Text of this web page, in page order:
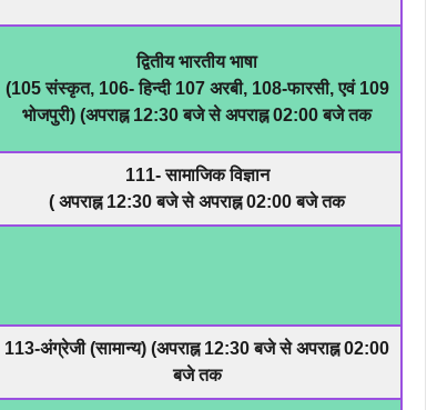
द्वितीय भारतीय भाषा
(105 संस्कृत, 106- हिन्दी 107 अरबी, 108-फारसी, एवं 109
भोजपुरी) (अपराह्न 12:30 बजे से अपराह्न 02:00 बजे तक
111- सामाजिक विज्ञान
( अपराह्न 12:30 बजे से अपराह्न 02:00 बजे तक
113-अंग्रेजी (सामान्य) (अपराह्न 12:30 बजे से अपराह्न 02:00
बजे तक